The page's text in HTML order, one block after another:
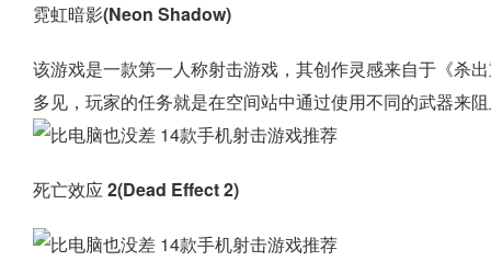
霓虹暗影(Neon Shadow)
该游戏是一款第一人称射击游戏，其创作灵感来自于《杀
多见，玩家的任务就是在空间站中通过使用不同的武器来
死亡效应 2(Dead Effect 2)